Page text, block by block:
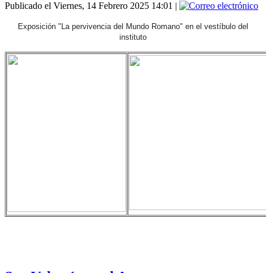
Publicado el Viernes, 14 Febrero 2025 14:01 |
Exposición "La pervivencia del Mundo Romano" en el vestíbulo del
instituto